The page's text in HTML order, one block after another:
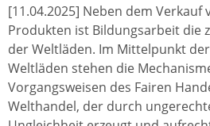
[11.04.2025] Neben dem
Produkten ist Bildungsarbeit die
der Weltläden. Im Mittelpunkt
Weltläden stehen die
Vorgangsweisen des Fairen
Welthandel, der durch